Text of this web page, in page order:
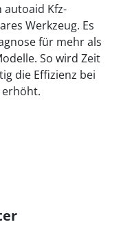
autoaid Kfz-
Werkzeug. Es
für mehr als
So wird Zeit
die Effizienz bei
erhöht.